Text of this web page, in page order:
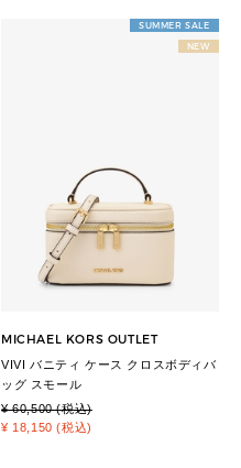
SUMMER SALE
NEW
MICHAEL KORS OUTLET
VIVI バニティ ケース クロスボディバ
ッグ スモール
¥ 60,500 (税込)
¥ 18,150 (税込)